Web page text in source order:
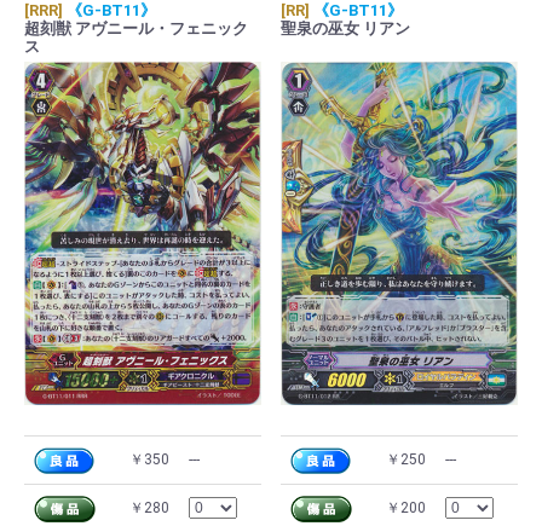
[RRR]
《G-BT11》
超刻獣 アヴニール・フェニック
ス
￥350 ---
￥280
[RR]
《G-BT11》
聖泉の巫女 リアン
￥250 ---
￥200